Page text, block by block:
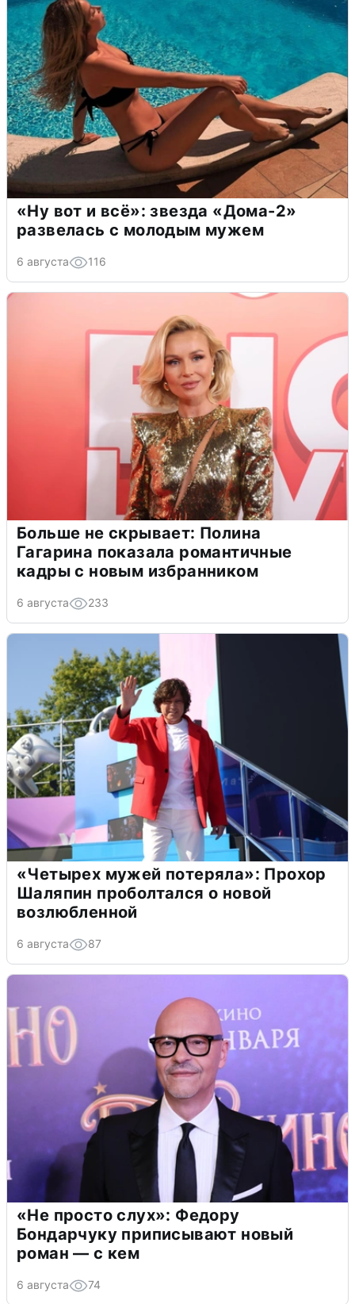
«Ну вот и всё»: звезда «Дома-2»
развелась с молодым мужем
6 августа 116
Больше не скрывает: Полина
Гагарина показала романтичные
кадры с новым избранником
6 августа 233
«Четырех мужей потеряла»: Прохор
Шаляпин проболтался о новой
возлюбленной
6 августа 87
«Не просто слух»: Федору
Бондарчуку приписывают новый
роман — с кем
6 августа 74